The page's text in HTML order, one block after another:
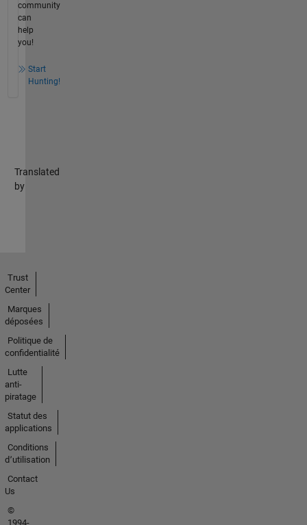
community
can
help
you!
Start
Hunting!
Translated
by
Trust
Center
Marques
déposées
Politique de
confidentialité
Lutte
anti-
piratage
Statut des
applications
Conditions
d՚utilisation
Contact
Us
©
1994-